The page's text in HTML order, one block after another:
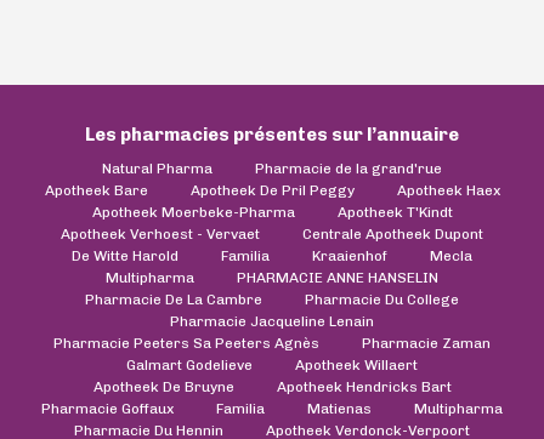
Les pharmacies présentes sur l’annuaire
Natural Pharma
Pharmacie de la grand'rue
Apotheek Bare
Apotheek De Pril Peggy
Apotheek Haex
Apotheek Moerbeke-Pharma
Apotheek T'Kindt
Apotheek Verhoest - Vervaet
Centrale Apotheek Dupont
De Witte Harold
Familia Kraaienhof
Mecla
Multipharma
PHARMACIE ANNE HANSELIN
Pharmacie De La Cambre
Pharmacie Du College
Pharmacie Jacqueline Lenain
Pharmacie Peeters Sa Peeters Agnès
Pharmacie Zaman
Galmart Godelieve
Apotheek Willaert
Apotheek De Bruyne
Apotheek Hendricks Bart
Pharmacie Goffaux
Familia Matienas
Multipharma
Pharmacie Du Hennin
Apotheek Verdonck-Verpoort